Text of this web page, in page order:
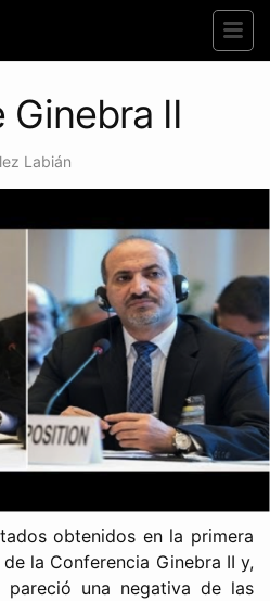
Ginebra II
Labián
obtenidos en la primera
la Conferencia Ginebra II y,
una negativa de las